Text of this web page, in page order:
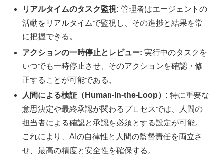
リアルタイムのタスク監視: 管理者はエージェントの
活動をリアルタイムで監視し、その進捗と結果を常
に把握できる。
アクションの一時停止とレビュー: 実行中のタスクを
いつでも一時停止させ、そのアクションを確認・修
正することが可能である。
人間による検証（Human-in-the-Loop）: 特に重要な
意思決定や最終承認が関わるプロセスでは、人間の
担当者による確認と承認を必須とする設定が可能。
これにより、AIの自律性と人間の監督責任を両立さ
せ、最高の精度と安全性を確保する。